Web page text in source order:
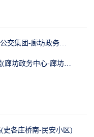
30路(市公交集团-廊坊政务中心)
38路B线(廊坊政务中心-廊坊政务中心)
史各庄桥南-民安小区)